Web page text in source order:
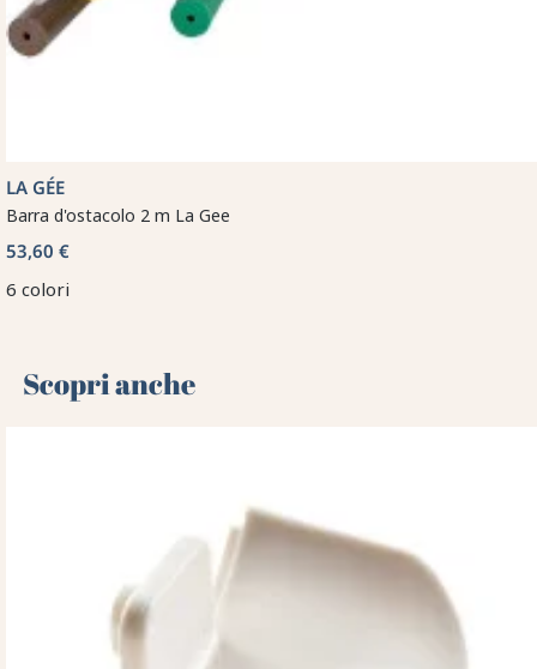
LA GÉE
Barra d'ostacolo 2 m La Gee
53,60 €
6 colori
Scopri anche 🌻